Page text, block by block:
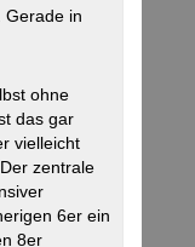
Gerade in
ohne
das gar
vielleicht
zentrale
6er ein
8er